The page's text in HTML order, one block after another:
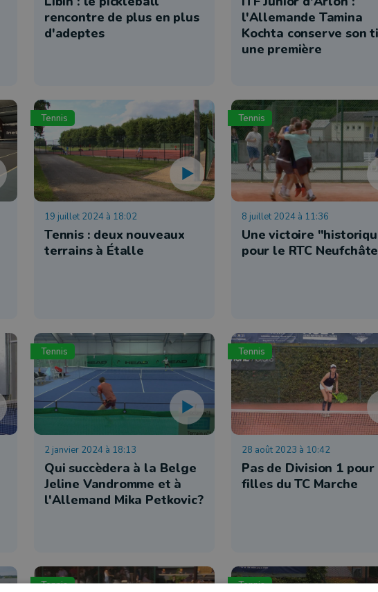
rencontre de plus en plus
d'adeptes
l'Allemande Tamina
Kochta conserve son
une première
Tennis
19 juillet 2024 à 18:02
Tennis : deux nouveaux
terrains à Étalle
Tennis
8 juillet 2024 à 11:36
Une victoire
pour le RTC
Tennis
2 janvier 2024 à 18:13
Qui succèdera à la Belge
Jeline Vandromme et à
l'Allemand Mika Petkovic?
Tennis
28 août 2023 à 10:42
Pas de Division 1
filles du TC Marche
Tennis Tennis